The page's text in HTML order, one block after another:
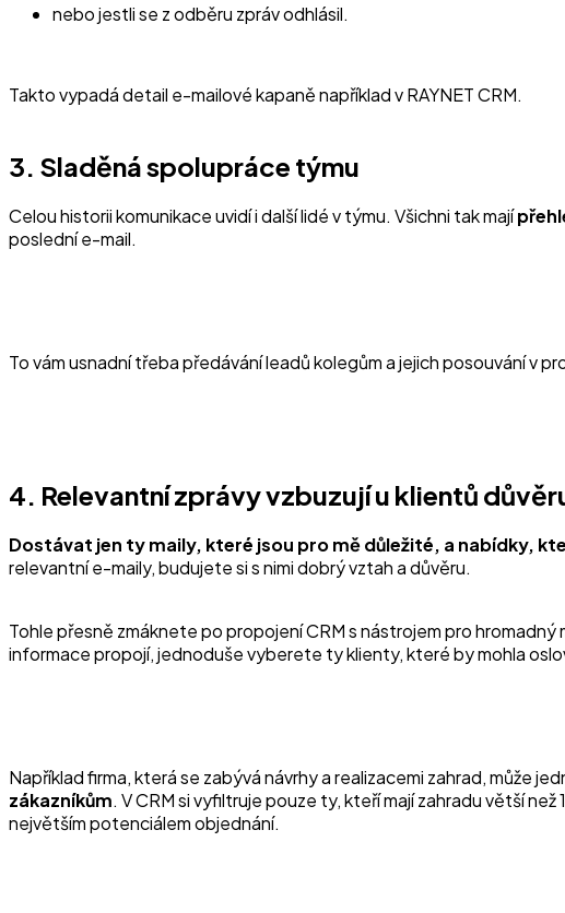
nebo jestli se z odběru zpráv odhlásil.
Takto vypadá detail e-mailové kapaně například v RAYNET CRM.
3. Sladěná spolupráce týmu
Celou historii komunikace uvidí i další lidé v týmu. Všichni tak mají
poslední e-mail.
To vám usnadní třeba předávání leadů kolegům a jejich posouvání
4. Relevantní zprávy vzbuzují u klientů
Dostávat jen ty maily, které jsou pro mě důležité, a nabídky,
relevantní e-maily, budujete si s nimi dobrý vztah a důvěru.
Tohle přesně zmáknete po propojení CRM s nástrojem pro
informace propojí, jednoduše vyberete ty klienty, které by mohla
Například firma, která se zabývá návrhy a realizacemi zahrad, může
zákazníkům. V CRM si vyfiltruje pouze ty, kteří mají zahradu větší
největším potenciálem objednání.